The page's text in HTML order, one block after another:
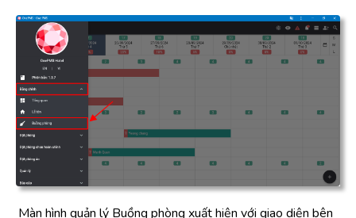
Màn hình quản lý Buồng phòng xuất hiện với giao diện bên